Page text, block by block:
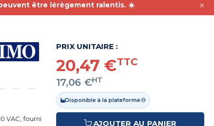
être lérègement ralentis. ☀️
VAC, fourni
PRIX UNITAIRE :
20,47 €TTC
17,06 €HT
Disponible à la plateforme
AJOUTER AU PANIER